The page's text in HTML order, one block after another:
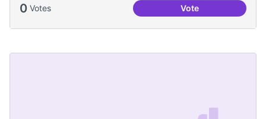
0 Votes VoteEmergència